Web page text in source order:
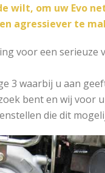
wilt, om uw Evo
agressiever te
voor een serieuze
3 waarbij u aan
bent en wij voor
die dit